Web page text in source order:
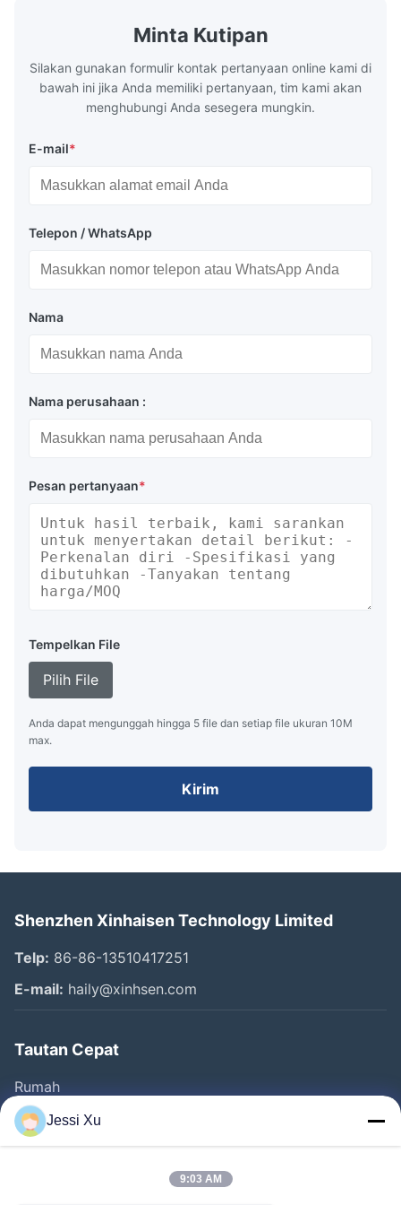
Minta Kutipan
Silakan gunakan formulir kontak pertanyaan online kami di
bawah ini jika Anda memiliki pertanyaan, tim kami akan
menghubungi Anda sesegera mungkin.
E-mail*
Telepon / WhatsApp
Nama
Nama perusahaan :
Pesan pertanyaan*
Tempelkan File
Pilih File
Anda dapat mengunggah hingga 5 file dan setiap file ukuran 10M
max.
Kirim
Shenzhen Xinhaisen Technology Limited
Telp: 86-86-13510417251
E-mail: haily@xinhsen.com
Tautan Cepat
Rumah
Produk
Video
Jessi Xu
9:03 AM